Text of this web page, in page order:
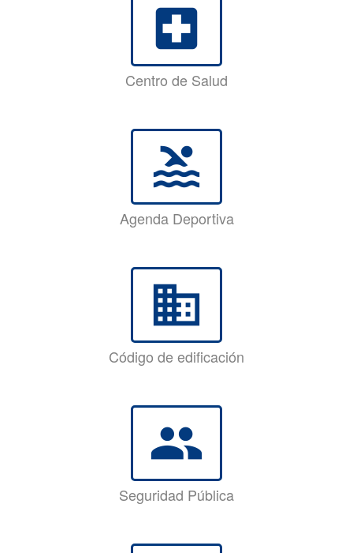
local_hospital
Centro de Salud
pool
Agenda Deportiva
business
Código de edificación
group
Seguridad Pública